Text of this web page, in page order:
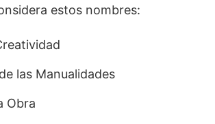
estos nombres:
las Manualidades
Obra